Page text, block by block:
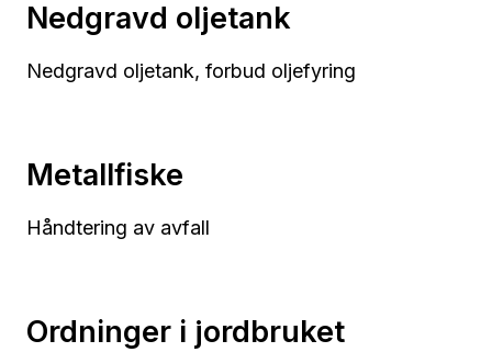
Nedgravd oljetank
Nedgravd oljetank, forbud oljefyring
Metallfiske
Håndtering av avfall
Ordninger i jordbruket